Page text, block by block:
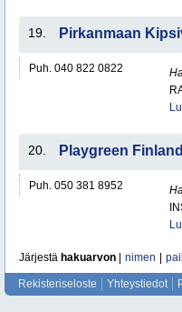
19. Pirkanmaan
Puh. 040 822 0822
20. Playgreen
Puh. 050 381 8952
Järjestä hakuarvon nimen
Rekisteriseloste Yhteystiedot